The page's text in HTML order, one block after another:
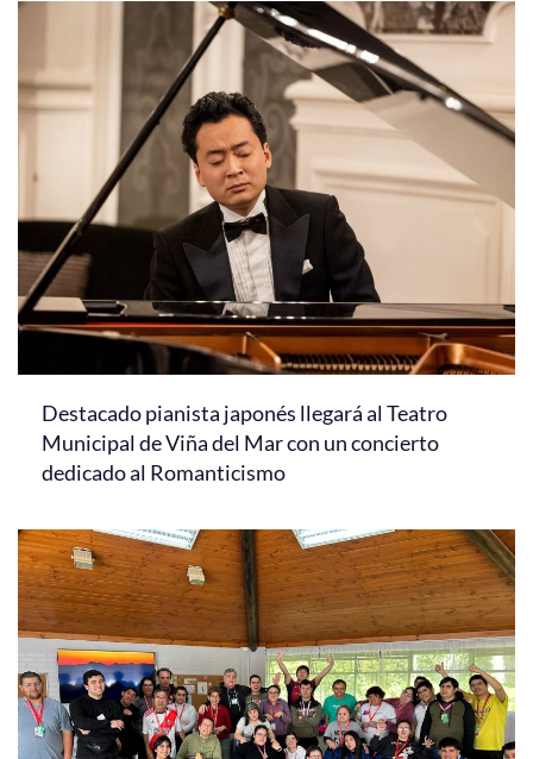
Destacado pianista japonés llegará al Teatro
Municipal de Viña del Mar con un concierto
dedicado al Romanticismo